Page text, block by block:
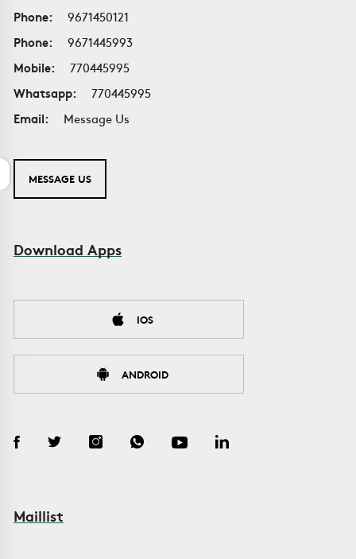
Phone:
9671450121
Phone:
9671445993
Mobile:
770445995
Whatsapp:
770445995
Email:
Message Us
MESSAGE US
Download Apps
IOS
ANDROID
Maillist